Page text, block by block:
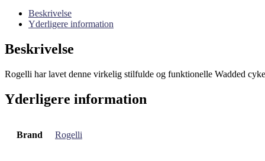
Beskrivelse
Yderligere information
Beskrivelse
Rogelli har lavet denne virkelig stilfulde og funktionelle Wadded
Yderligere information
Brand Rogelli